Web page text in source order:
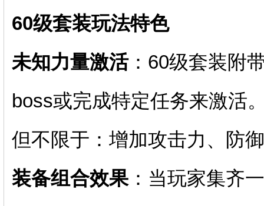
60级套装玩法特色
未知力量激活：60级套装附
boss或完成特定任务来激活
但不限于：增加攻击力、防
装备组合效果：当玩家集齐